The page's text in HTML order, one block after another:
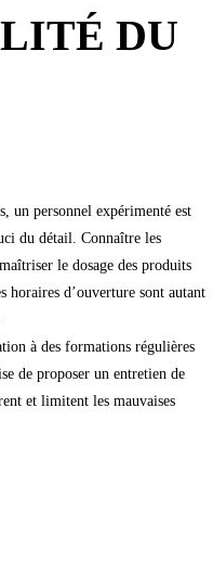
DU
un personnel expérimenté est
du détail. Connaître les
le dosage des produits
horaires d’ouverture sont autant
à des formations régulières
de proposer un entretien de
et limitent les mauvaises